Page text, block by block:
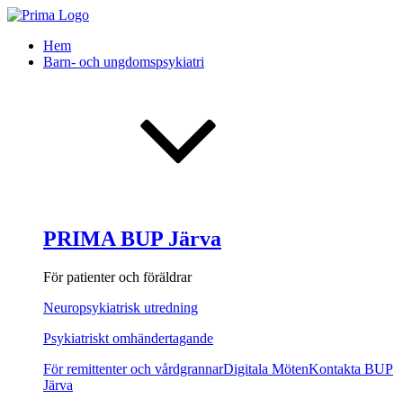
Hem
Barn- och ungdomspsykiatri
PRIMA BUP Järva
För patienter och föräldrar
Neuropsykiatrisk utredning
Psykiatriskt omhändertagande
För remittenter och vårdgrannarDigitala MötenKontakta BUP
Järva